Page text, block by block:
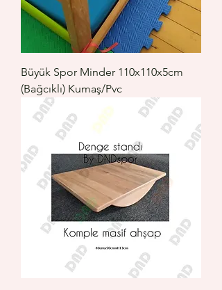
Büyük Spor Minder 110x110x5cm
(Bağcıklı) Kumaş/Pvc